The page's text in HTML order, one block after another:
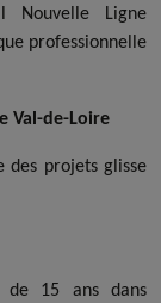
Nouvelle Ligne
professionnelle
Val-de-Loire
des projets glisse
de 15 ans dans